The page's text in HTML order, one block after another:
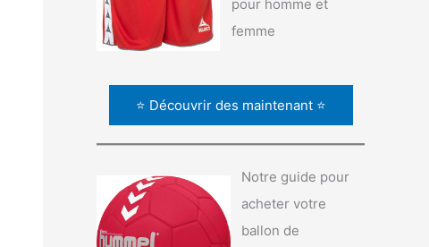
pour homme et
femme
⭐ Découvrir des maintenant ⭐
Notre guide pour
acheter votre
ballon de